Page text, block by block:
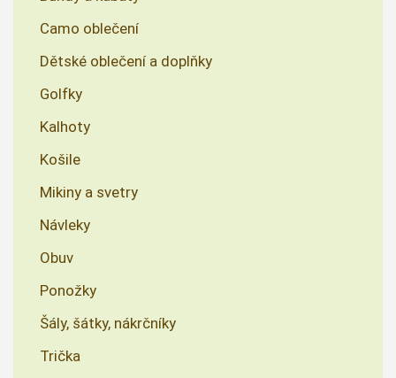
Camo oblečení
Dětské oblečení a doplňky
Golfky
Kalhoty
Košile
Mikiny a svetry
Návleky
Obuv
Ponožky
Šály, šátky, nákrčníky
Trička